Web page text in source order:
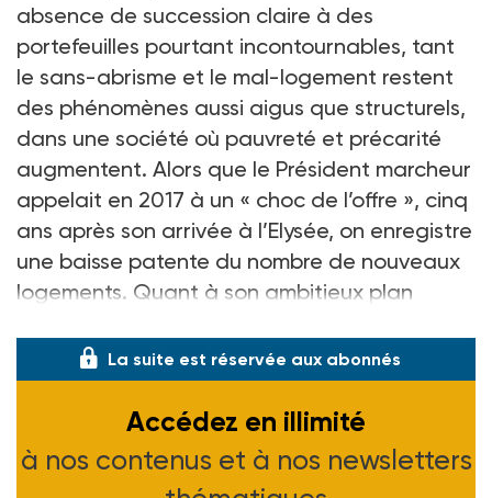
absence de succession claire à des
portefeuilles pourtant incontournables, tant
le sans-abrisme et le mal-logement restent
des phénomènes aussi aigus que structurels,
dans une société où pauvreté et précarité
augmentent. Alors que le Président marcheur
appelait en 2017 à un « choc de l’offre », cinq
ans après son arrivée à l’Elysée, on enregistre
une baisse patente du nombre de nouveaux
logements. Quant à son ambitieux plan
La suite est réservée aux abonnés
Accédez en illimité
à nos contenus et à nos newsletters